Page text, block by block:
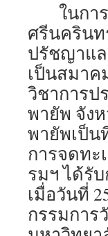
ในการ
ศรีนคริน
ปรัชญาแล
เป็นสมาค
วิชาการ
พายัพ จัง
พายัพเป็น
การจดทะ
รมฯ ได้รั
เมื่อวันที่
กรรมกา